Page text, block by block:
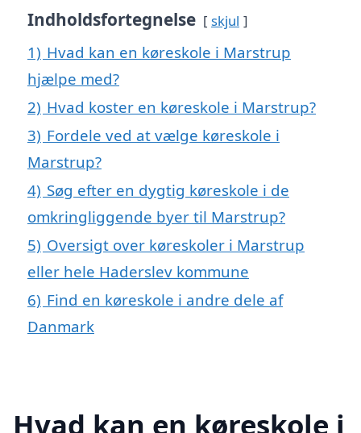
Indholdsfortegnelse skjul
1) Hvad kan en køreskole i Marstrup
hjælpe med?
2) Hvad koster en køreskole i Marstrup?
3) Fordele ved at vælge køreskole i
Marstrup?
4) Søg efter en dygtig køreskole i de
omkringliggende byer til Marstrup?
5) Oversigt over køreskoler i Marstrup
eller hele Haderslev kommune
6) Find en køreskole i andre dele af
Danmark
Hvad kan en køreskole i